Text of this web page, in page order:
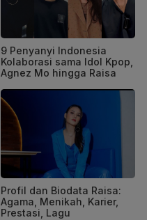
9 Penyanyi Indonesia
Kolaborasi sama Idol Kpop,
Agnez Mo hingga Raisa
Profil dan Biodata Raisa:
Agama, Menikah, Karier,
Prestasi, Lagu